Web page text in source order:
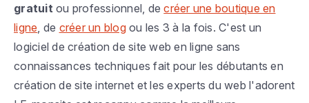
gratuit ou professionnel, decréer une boutique en
ligne , de créer un blogou les 3 à la fois. C'est un
logiciel de création de site web en ligne sans
connaissances techniques fait pour les débutants en
création de site internet et les experts du web l'adorent